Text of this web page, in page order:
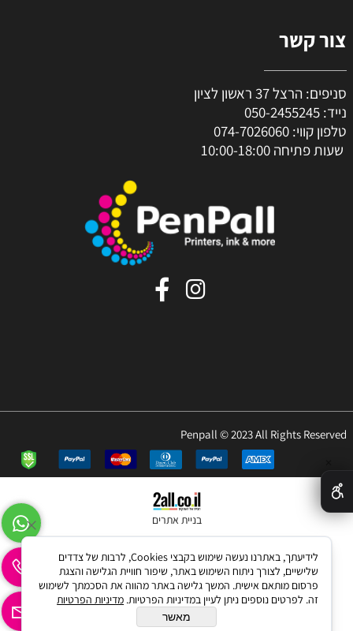
צור קשר
סניפים: הרצל 37 ראשון לציון
נייד: 050-2455245
טלפון קווי: 074-7026060
שעות פתיחה 10:00-18:00
Penpall © 2023 All Rights Reserved
בניית אתרים
לידיעתך, באתרנו נעשה שימוש בקבצי Cookies, לרבות של צדדים
שלישיים, לצורך ניתוח השימוש באתר, שיפור חוויית הגלישה והצגת
פרסום מותאם אישית. המשך גלישה באתר מהווה את הסכמתך לשימוש
זה. לפרטים נוספים ניתן לעיין במדיניות הפרטיות. מדיניות הפרטיות
מאשר